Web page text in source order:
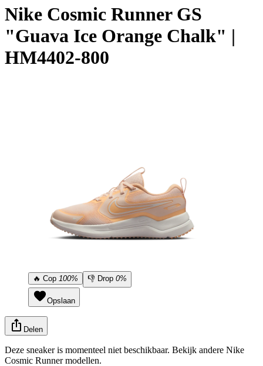
Nike Cosmic Runner GS
"Guava Ice Orange Chalk" |
HM4402-800
🔥 Cop 100% 👎 Drop 0%
Opslaan
Delen
Deze sneaker is momenteel niet beschikbaar. Bekijk andere Nike
Cosmic Runner modellen.